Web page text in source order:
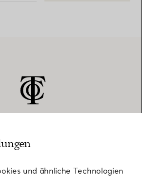
und ähnliche Technologien